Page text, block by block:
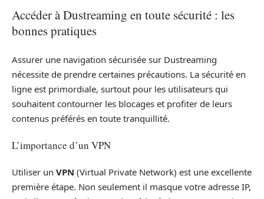
Accéder à Dustreaming en toute sécurité : les
bonnes pratiques
Assurer une navigation sécurisée sur Dustreaming
nécessite de prendre certaines précautions. La sécurité en
ligne est primordiale, surtout pour les utilisateurs qui
souhaitent contourner les blocages et profiter de leurs
contenus préférés en toute tranquillité.
L’importance d’un VPN
Utiliser un VPN (Virtual Private Network) est une excellente
première étape. Non seulement il masque votre adresse IP,